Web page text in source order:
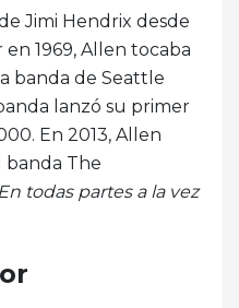
Jimi Hendrix desde
1969, Allen tocaba
banda de Seattle
lanzó su primer
En 2013, Allen
banda The
En todas partes a la vez